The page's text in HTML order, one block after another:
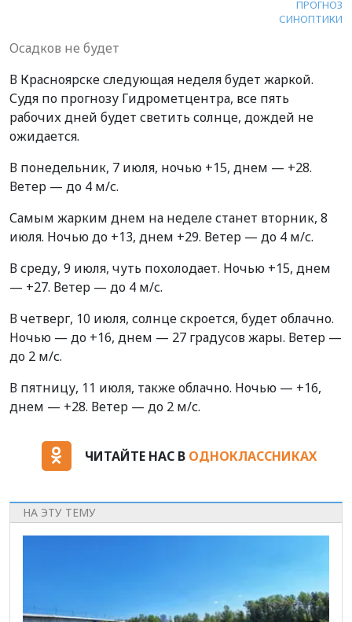
ПРОГНОЗ
СИНОПТИКИ
Осадков не будет
В Красноярске следующая неделя будет жаркой.
Судя по прогнозу Гидрометцентра, все пять
рабочих дней будет светить солнце, дождей не
ожидается.
В понедельник, 7 июля, ночью +15, днем — +28.
Ветер — до 4 м/с.
Самым жарким днем на неделе станет вторник, 8
июля. Ночью до +13, днем +29. Ветер — до 4 м/с.
В среду, 9 июля, чуть похолодает. Ночью +15, днем
— +27. Ветер — до 4 м/с.
В четверг, 10 июля, солнце скроется, будет облачно.
Ночью — до +16, днем — 27 градусов жары. Ветер —
до 2 м/с.
В пятницу, 11 июля, также облачно. Ночью — +16,
днем — +28. Ветер — до 2 м/с.
ЧИТАЙТЕ НАС В ОДНОКЛАССНИКАХ
НА ЭТУ ТЕМУ